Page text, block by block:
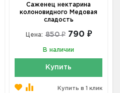
Саженец нектарина
колоновидного Медовая
сладость
Цена: 850 ₽ 790 ₽
В наличии
Купить
Купить в 1 клик